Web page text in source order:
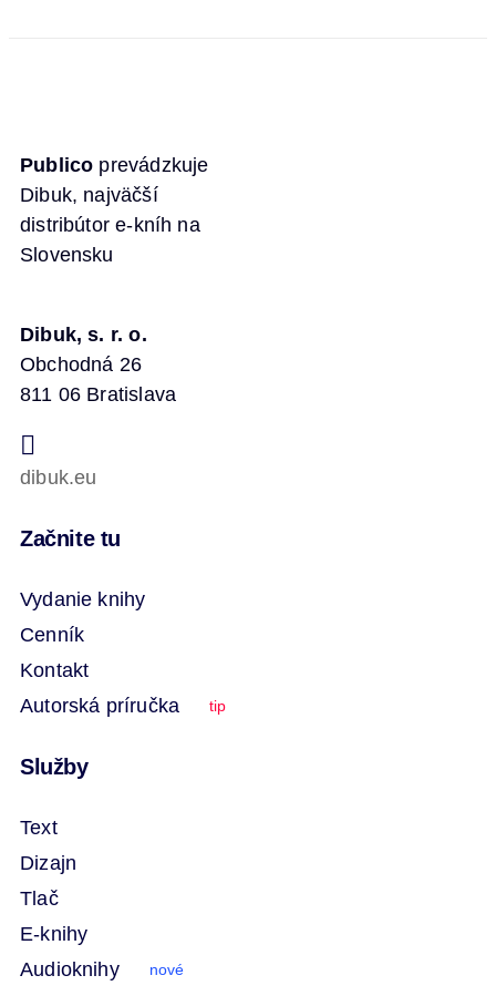
Publico prevádzkuje
Dibuk, najväčší
distribútor e-kníh na
Slovensku
Dibuk, s. r. o.
Obchodná 26
811 06 Bratislava
dibuk.eu
Začnite tu
Vydanie knihy
Cenník
Kontakt
Autorská príručka
tip
Služby
Text
Dizajn
Tlač
E-knihy
Audioknihy
nové